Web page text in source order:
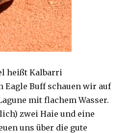
heißt Kalbarri
Eagle Buff schauen wir auf
mit flachem Wasser.
zwei Haie und eine
uns über die gute